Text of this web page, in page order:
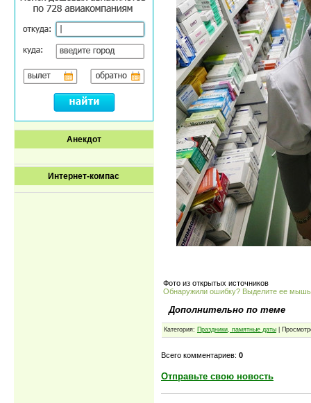
Анекдот
Интернет-компас
Фото из открытых источников
Обнаружили ошибку? Выделите ее
Дополнительно по теме
Категория: Праздники, памятные даты |
Всего комментариев: 0
Отправьте свою новость